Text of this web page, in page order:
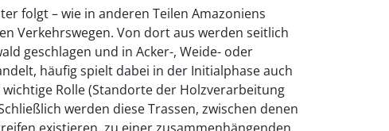
folgt – wie in anderen Teilen Amazoniens
Verkehrswegen. Von dort aus werden seitlich
geschlagen und in Acker-, Weide- oder
häufig spielt dabei in der Initialphase auch
Rolle (Standorte der Holzverarbeitung
werden diese Trassen, zwischen denen